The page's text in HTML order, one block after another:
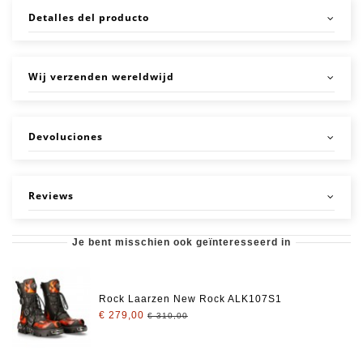
Detalles del producto
Wij verzenden wereldwijd
Devoluciones
Reviews
Je bent misschien ook geïnteresseerd in
Rock Laarzen New Rock ALK107S1
€ 279,00 € 310,00